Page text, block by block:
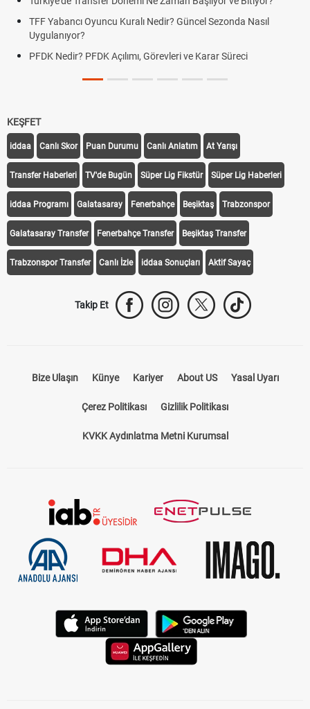
TFF Yabancı Oyuncu Kuralı Nedir? Güncel Sezonda Nasıl
Uygulanıyor?
PFDK Nedir? PFDK Açılımı, Görevleri ve Karar Süreci
KEŞFET
iddaa Canlı Skor Puan Durumu Canlı Anlatım At Yarışı
Transfer Haberleri TV'de Bugün Süper Lig Fikstür Süper Lig Haberleri
iddaa Programı Galatasaray Fenerbahçe Beşiktaş Trabzonspor
Galatasaray Transfer Fenerbahçe Transfer Beşiktaş Transfer
Trabzonspor Transfer Canlı İzle iddaa Sonuçları Aktif Sayaç
Takip Et
Bize Ulaşın Künye Kariyer About US Yasal Uyarı
Çerez Politikası Gizlilik Politikası
KVKK Aydınlatma Metni Kurumsal